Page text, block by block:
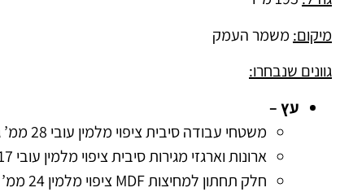
מיקום: משמר העמק
גוונים שנבחרו:
עץ –
משטחי עבודה סיבית ציפוי מלמין עובי 28 ממ’ גוון 7150
ארונות וארגזי מגירות סיבית ציפוי מלמין עובי 17 ממ’ גוון 7150 חזית 3557
חלק תחתון למחיצות MDF ציפוי מלמין 24 ממ’ גוון 7150